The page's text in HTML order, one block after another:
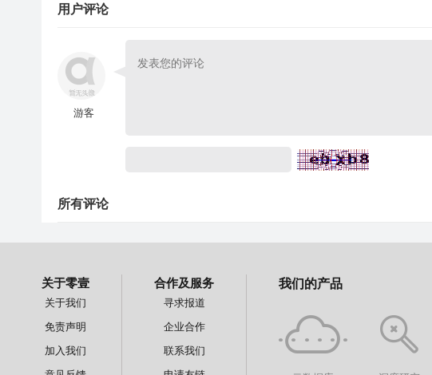
用户评论
游客
所有评论
关于零壹
关于我们
免责声明
加入我们
合作及服务
寻求报道
企业合作
联系我们
我们的产品